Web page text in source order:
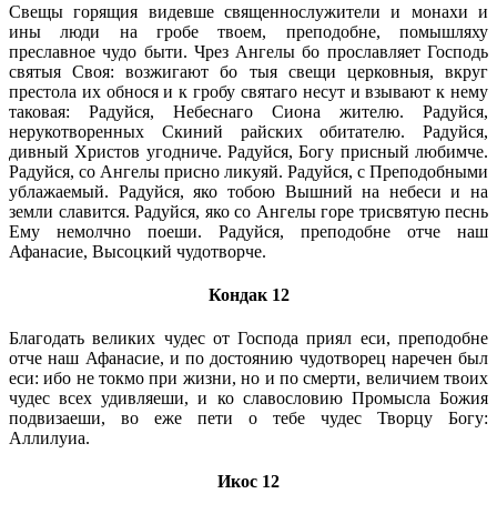
Свещы горящия видевше священнослужители и монахи и
ины люди на гробе твоем, преподобне, помышляху
преславное чудо быти. Чрез Ангелы бо прославляет Господь
святыя Своя: возжигают бо тыя свещи церковныя, вкруг
престола их обнося и к гробу святаго несут и взывают к нему
таковая: Радуйся, Небеснаго Сиона жителю. Радуйся,
нерукотворенных Скиний райских обитателю. Радуйся,
дивный Христов угодниче. Радуйся, Богу присный любимче.
Радуйся, со Ангелы присно ликуяй. Радуйся, с Преподобными
ублажаемый. Радуйся, яко тобою Вышний на небеси и на
земли славится. Радуйся, яко со Ангелы горе трисвятую песнь
Ему немолчно поеши. Радуйся, преподобне отче наш
Афанасие, Высоцкий чудотворче.
Кондак 12
Благодать великих чудес от Господа приял еси, преподобне
отче наш Афанасие, и по достоянию чудотворец наречен был
еси: ибо не токмо при жизни, но и по смерти, величием твоих
чудес всех удивляеши, и ко славословию Промысла Божия
подвизаеши, во еже пети о тебе чудес Творцу Богу:
Аллилуиа.
Икос 12